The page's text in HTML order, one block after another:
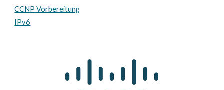
CCNP Vorbereitung
IPv6